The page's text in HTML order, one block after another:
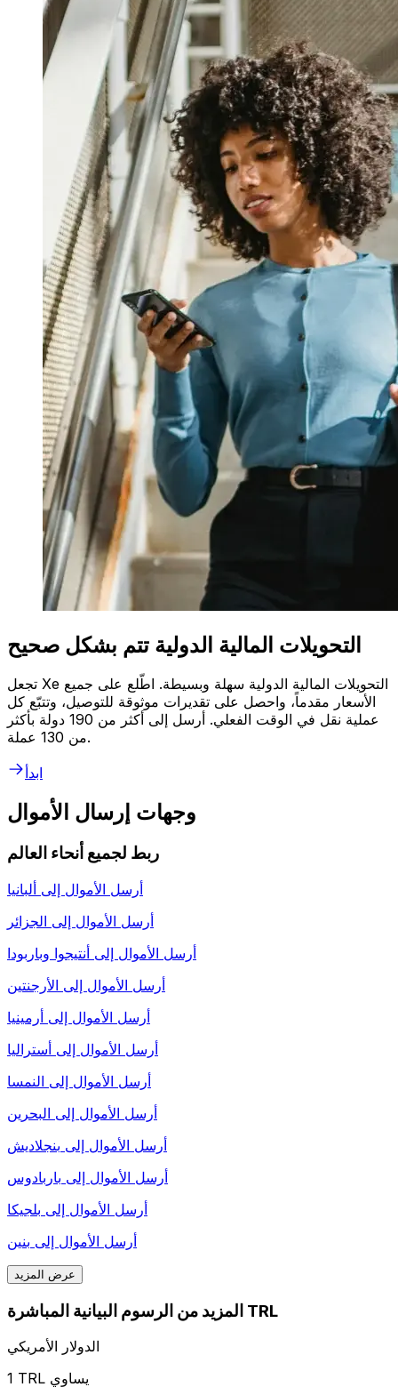
التحويلات المالية الدولية تتم بشكل صحيح
تجعل Xe التحويلات المالية الدولية سهلة وبسيطة. اطّلع على جميع
الأسعار مقدماً، واحصل على تقديرات موثوقة للتوصيل، وتتبّع كل
عملية نقل في الوقت الفعلي. أرسل إلى أكثر من 190 دولة بأكثر
من 130 عملة.
ابدأ
وجهات إرسال الأموال
ربط لجميع أنحاء العالم
أرسل الأموال إلى ألبانيا
أرسل الأموال إلى الجزائر
أرسل الأموال إلى أنتيجوا وباربودا
أرسل الأموال إلى الأرجنتين
أرسل الأموال إلى أرمينيا
أرسل الأموال إلى أستراليا
أرسل الأموال إلى النمسا
أرسل الأموال إلى البحرين
أرسل الأموال إلى بنجلاديش
أرسل الأموال إلى باربادوس
أرسل الأموال إلى بلجيكا
أرسل الأموال إلى بنين
عرض المزيد
المزيد من الرسوم البيانية المباشرة TRL
الدولار الأمريكي
1 TRL يساوي